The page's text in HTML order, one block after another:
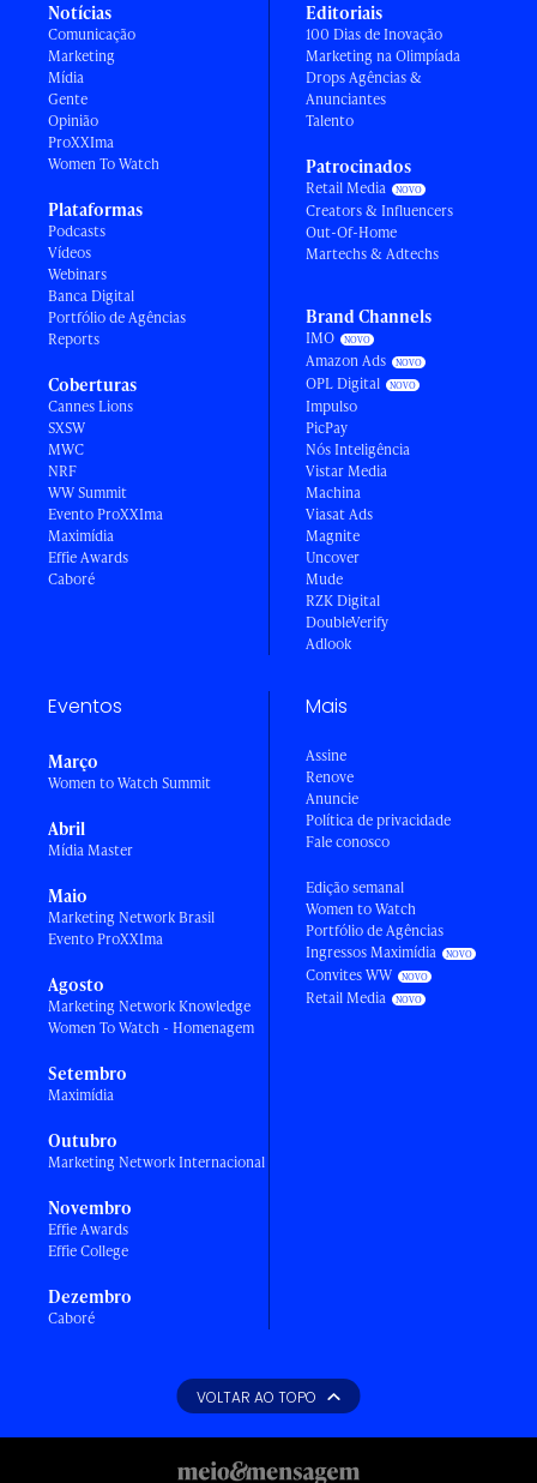
Notícias
Comunicação
Marketing
Mídia
Gente
Opinião
ProXXIma
Women To Watch
Plataformas
Podcasts
Vídeos
Webinars
Banca Digital
Portfólio de Agências
Reports
Coberturas
Cannes Lions
SXSW
MWC
NRF
WW Summit
Evento ProXXIma
Maximídia
Effie Awards
Caboré
Editoriais
100 Dias de Inovação
Marketing na Olimpíada
Drops Agências &
Anunciantes
Talento
Patrocinados
Retail Media
Creators & Influencers
Out-Of-Home
Martechs & Adtechs
Brand Channels
IMO
Amazon Ads
OPL Digital
Impulso
PicPay
Nós Inteligência
Vistar Media
Machina
Viasat Ads
Magnite
Uncover
Mude
RZK Digital
DoubleVerify
Adlook
Eventos
Março
Women to Watch Summit
Abril
Mídia Master
Maio
Marketing Network Brasil
Evento ProXXIma
Agosto
Marketing Network Knowledge
Women To Watch - Homenagem
Setembro
Maximídia
Outubro
Marketing Network Internacional
Novembro
Effie Awards
Effie College
Dezembro
Caboré
Mais
Assine
Renove
Anuncie
Política de privacidade
Fale conosco
Edição semanal
Women to Watch
Portfólio de Agências
Ingressos Maximídia
Convites WW
Retail Media
VOLTAR AO TOPO